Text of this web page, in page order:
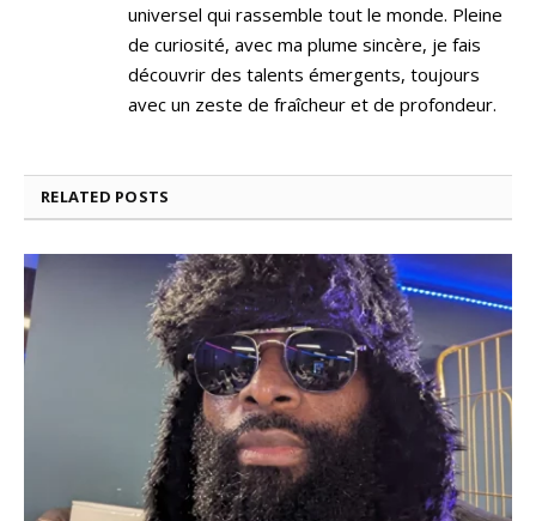
universel qui rassemble tout le monde. Pleine
de curiosité, avec ma plume sincère, je fais
découvrir des talents émergents, toujours
avec un zeste de fraîcheur et de profondeur.
RELATED POSTS